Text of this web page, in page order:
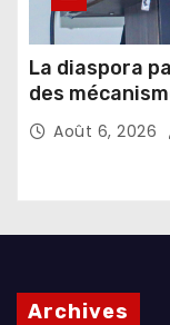
La diaspora
des
Août 6, 2026
Archives